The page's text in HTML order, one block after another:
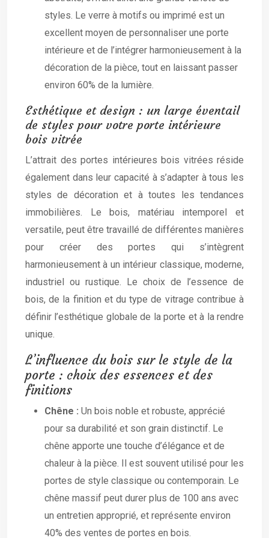
styles. Le verre à motifs ou imprimé est un
excellent moyen de personnaliser une porte
intérieure et de l’intégrer harmonieusement à la
décoration de la pièce, tout en laissant passer
environ 60% de la lumière.
Esthétique et design : un large éventail
de styles pour votre porte intérieure
bois vitrée
L’attrait des portes intérieures bois vitrées réside
également dans leur capacité à s’adapter à tous les
styles de décoration et à toutes les tendances
immobilières. Le bois, matériau intemporel et
versatile, peut être travaillé de différentes manières
pour créer des portes qui s’intègrent
harmonieusement à un intérieur classique, moderne,
industriel ou rustique. Le choix de l’essence de
bois, de la finition et du type de vitrage contribue à
définir l’esthétique globale de la porte et à la rendre
unique.
L’influence du bois sur le style de la
porte : choix des essences et des
finitions
Chêne : Un bois noble et robuste, apprécié
pour sa durabilité et son grain distinctif. Le
chêne apporte une touche d’élégance et de
chaleur à la pièce. Il est souvent utilisé pour les
portes de style classique ou contemporain. Le
chêne massif peut durer plus de 100 ans avec
un entretien approprié, et représente environ
40% des ventes de portes en bois.